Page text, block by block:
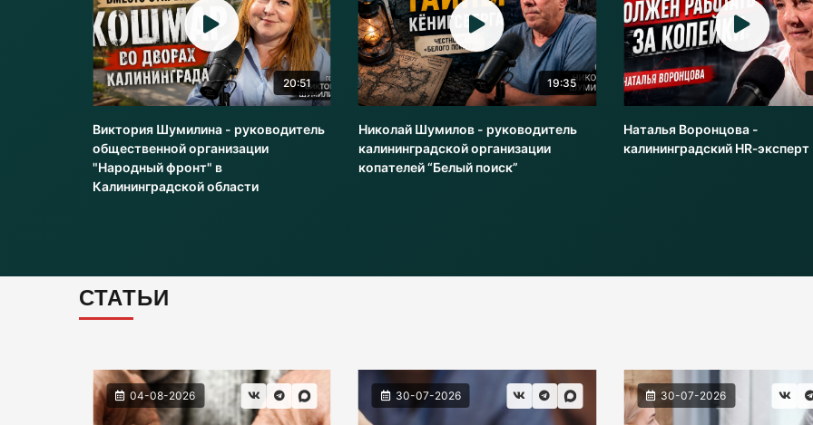
20:51
Виктория Шумилина - руководитель
общественной организации
"Народный фронт" в
Калининградской области
19:35
Николай Шумилов - руководитель
калининградской организации
копателей “Белый поиск”
Наталья Воронцова -
калининградский HR‑эксперт
СТАТЬИ
04-08-2026 30-07-2026 30-07-2026